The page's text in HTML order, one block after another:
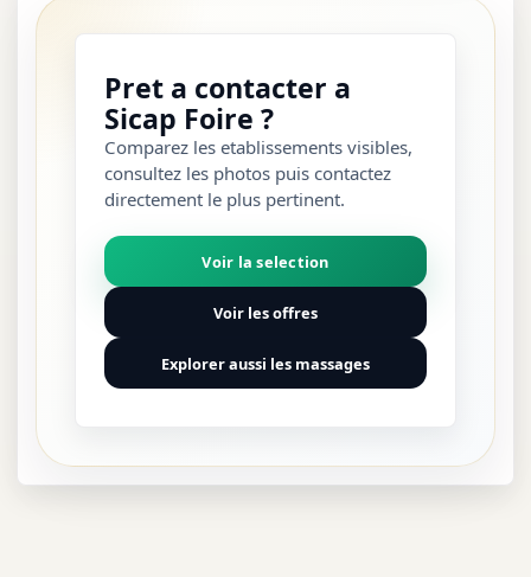
Pret a contacter a
Sicap Foire ?
Comparez les etablissements visibles,
consultez les photos puis contactez
directement le plus pertinent.
Voir la selection
Voir les offres
Explorer aussi les massages